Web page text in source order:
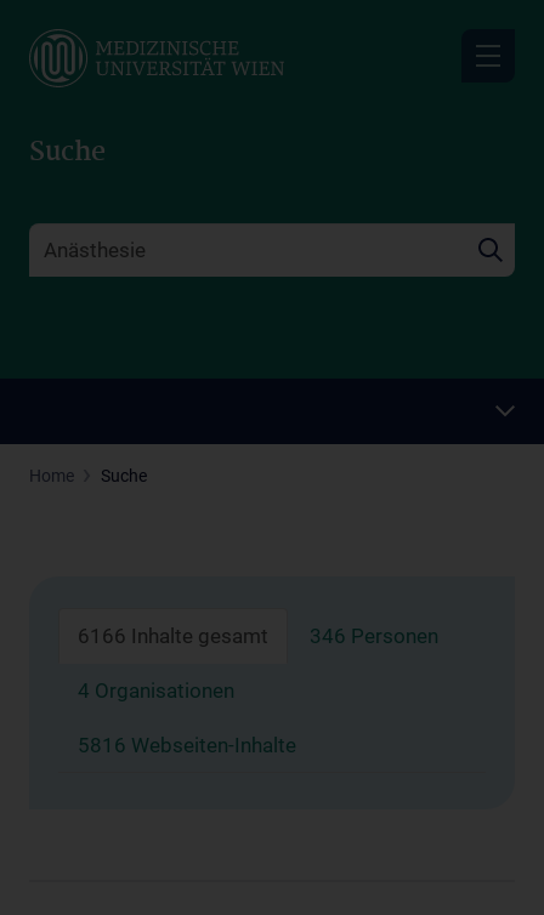
main
Suche
Home Suche
6166 Inhalte gesamt 346 Personen
4 Organisationen
5816 Webseiten-Inhalte